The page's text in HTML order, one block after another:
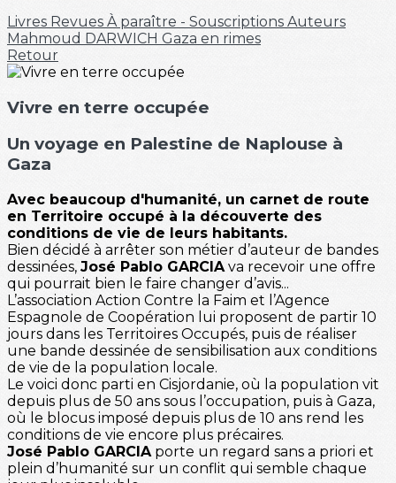
Livres Revues À paraître - Souscriptions Auteurs
Mahmoud DARWICH Gaza en rimes
Retour
Vivre en terre occupée
Un voyage en Palestine de Naplouse à
Gaza
Avec beaucoup d'humanité, un carnet de route
en Territoire occupé à la découverte des
conditions de vie de leurs habitants.
Bien décidé à arrêter son métier d’auteur de bandes
dessinées, José Pablo GARCIAva recevoir une offre
qui pourrait bien le faire changer d’avis...
L’association Action Contre la Faim et l’Agence
Espagnole de Coopération lui proposent de partir 10
jours dans les Territoires Occupés, puis de réaliser
une bande dessinée de sensibilisation aux conditions
de vie de la population locale.
Le voici donc parti en Cisjordanie, où la population vit
depuis plus de 50 ans sous l’occupation, puis à Gaza,
où le blocus imposé depuis plus de 10 ans rend les
conditions de vie encore plus précaires.
José Pablo GARCIAporte un regard sans a priori et
plein d’humanité sur un conflit qui semble chaque